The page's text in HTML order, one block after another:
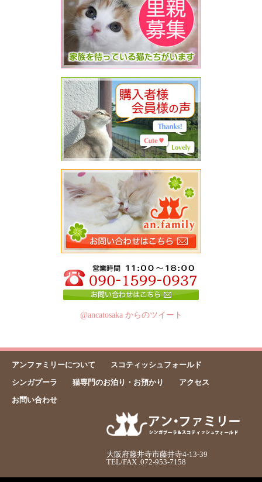
@ancatosaka からのツイート
アンファミリーについて
スコティッシュフォールド
シンガプーラ
猫専門のお泊り・お預かり
アクセス
お問い合わせ
大阪府藤井寺市藤井寺4-13-39
TEL/FAX .072-953-7158